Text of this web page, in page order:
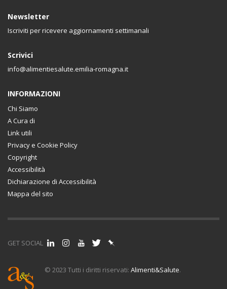
Newsletter
Iscriviti per ricevere aggiornamenti settimanali
Scrivici
info@alimentiesalute.emilia-romagna.it
INFORMAZIONI
Chi Siamo
A Cura di
Link utili
Privacy e Cookie Policy
Copyright
Accessibilità
Dichiarazione di Accessibilità
Mappa del sito
GET SOCIAL
© 2023 Tutti i diritti riservati: Alimenti&Salute.